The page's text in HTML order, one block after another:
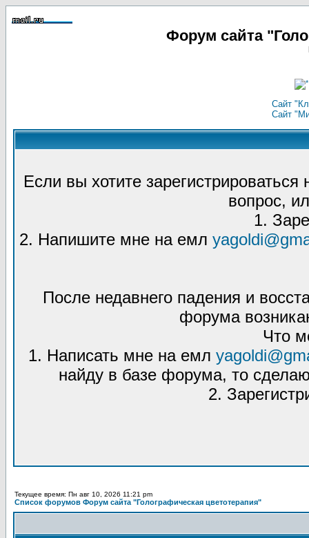
Форум сайта
Сайт
Сайт
Если вы хотите
вопрос,
1.
2. Напишите мне на емл
После недавнего падения и
форума
Что
1. Написать мне на емл
найду в базе форума, то
2.
Текущее время: Пн авг 10, 2026 11:21 pm
Список форумов Форум сайта "Голографическая цветотерапия"